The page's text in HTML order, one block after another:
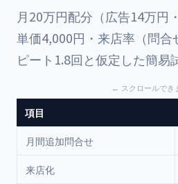
月20万円配分（広告14万円
単価4,000円・来店率（問
ピート1.8回と仮定した簡易
項目
月間追加問合せ
来店化